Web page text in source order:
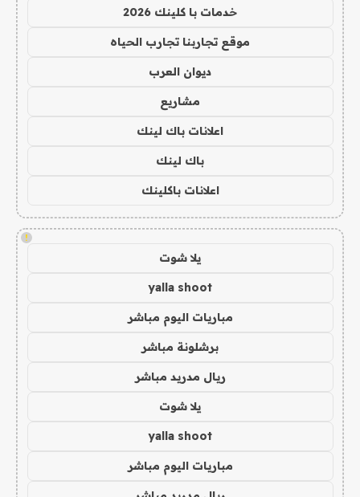
خدمات با كلينك 2026
موقع تجاربنا تجارب الحياه
ديوان العرب
مشاريع
اعلانات باك لينك
باك لينك
اعلانات باكلينك
!
يلا شوت
yalla shoot
مباريات اليوم مباشر
برشلونة مباشر
ريال مدريد مباشر
يلا شوت
yalla shoot
مباريات اليوم مباشر